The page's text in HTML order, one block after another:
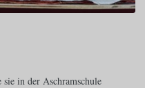
in der Aschramschule